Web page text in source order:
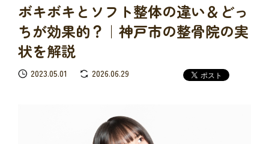
ボキボキとソフト整体の違い＆どっ
ちが効果的？｜神戸市の整骨院の実
状を解説
2023.05.01 2026.06.29